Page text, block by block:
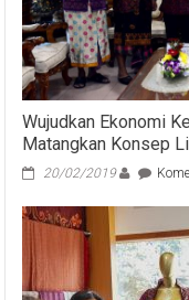
Wujudkan Ekonomi
Matangkan Konsep
20/02/2019